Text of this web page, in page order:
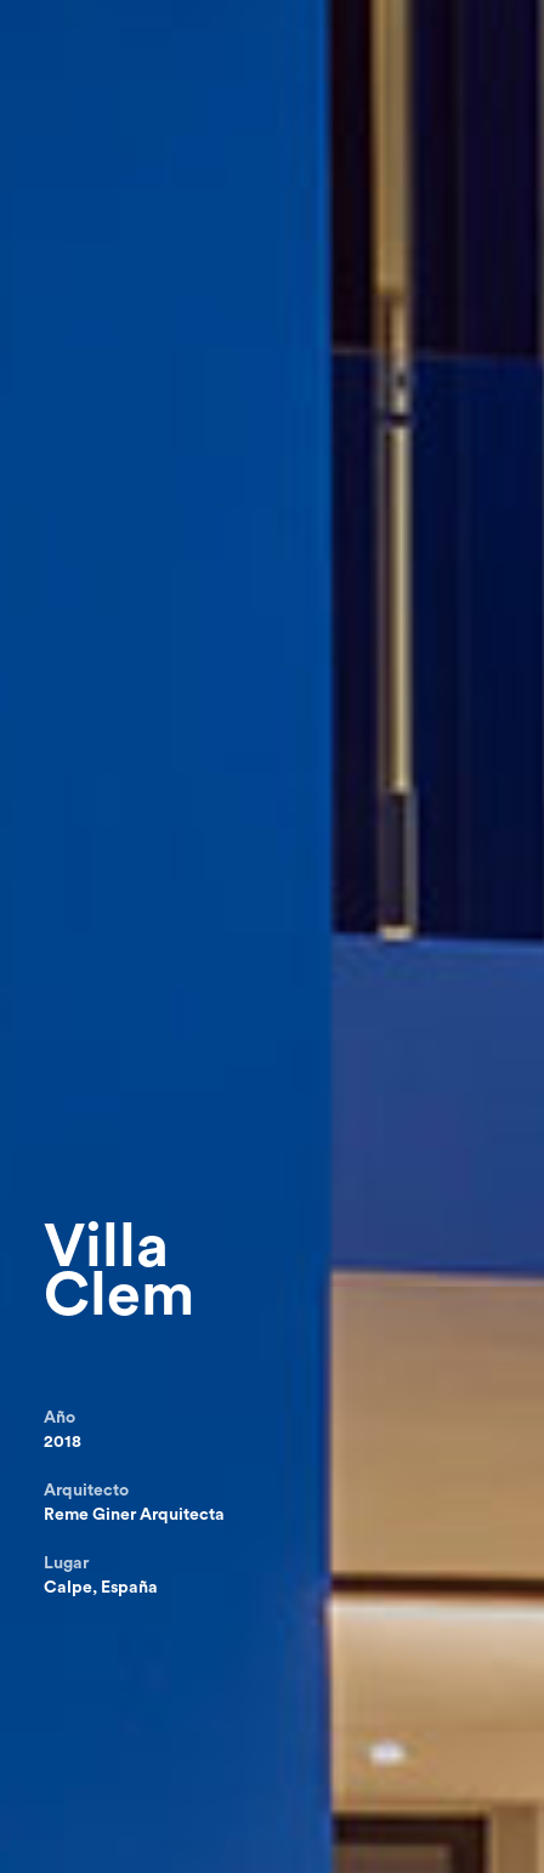
Villa
Clem
Año
2018
Arquitecto
Reme Giner Arquitecta
Lugar
Calpe, España